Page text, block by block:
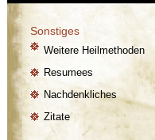
Sonstiges
Weitere Heilmethoden
Resumees
Nachdenkliches
Zitate